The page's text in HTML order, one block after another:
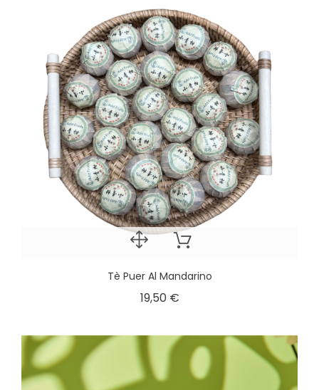
Tè Puer Al Mandarino
19,50 €